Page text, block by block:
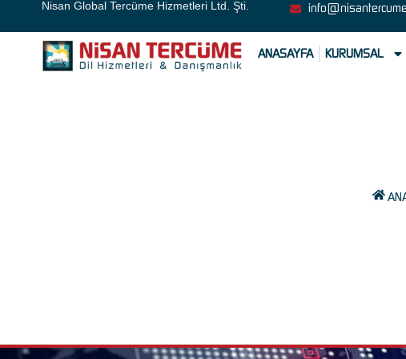
Nisan Global Tercüme Hizmetleri Ltd. Şti.
ANASAYFA KURUMSAL